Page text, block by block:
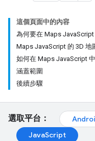
這個頁面中的內容
為何要在 Maps JavaScript
Maps JavaScript 的 3D 地
如何在 Maps JavaScript
涵蓋範圍
後續步驟
選取平台：
JavaScript